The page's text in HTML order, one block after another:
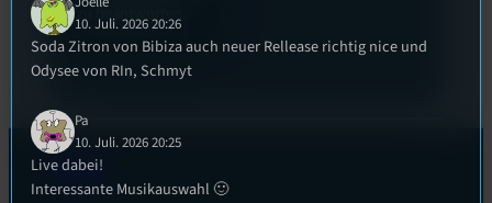
zu beantworten.
Kontakt
10. Juli. 2026 20:26
Soda Zitron von Bibiza auch neuer Rellease richtig nice und
Odysee von RIn, Schmyt
Pa
10. Juli. 2026 20:25
Live dabei!
Interessante Musikauswahl 🙂